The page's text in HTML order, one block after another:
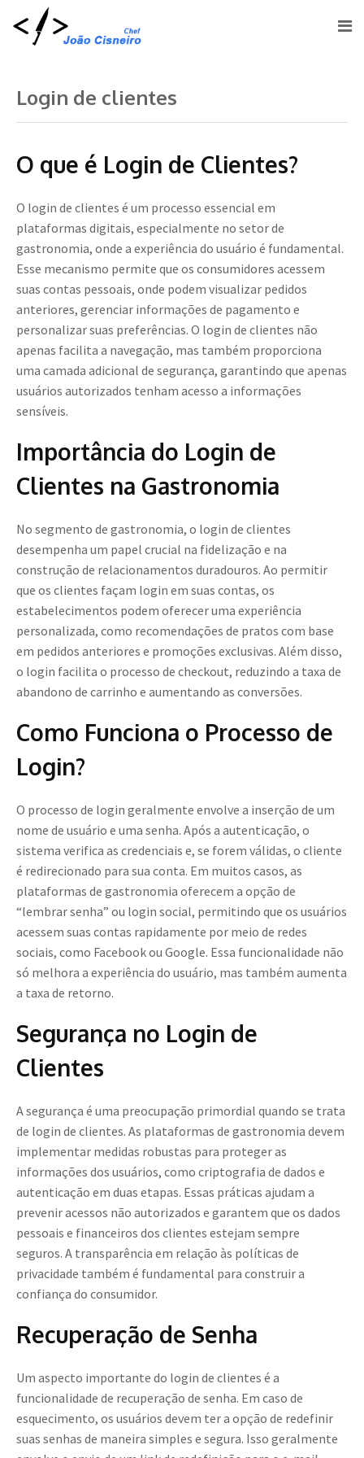
Login de clientes
O que é Login de Clientes?
O login de clientes é um processo essencial em
plataformas digitais, especialmente no setor de
gastronomia, onde a experiência do usuário é fundamental.
Esse mecanismo permite que os consumidores acessem
suas contas pessoais, onde podem visualizar pedidos
anteriores, gerenciar informações de pagamento e
personalizar suas preferências. O login de clientes não
apenas facilita a navegação, mas também proporciona
uma camada adicional de segurança, garantindo que apenas
usuários autorizados tenham acesso a informações
sensíveis.
Importância do Login de
Clientes na Gastronomia
No segmento de gastronomia, o login de clientes
desempenha um papel crucial na fidelização e na
construção de relacionamentos duradouros. Ao permitir
que os clientes façam login em suas contas, os
estabelecimentos podem oferecer uma experiência
personalizada, como recomendações de pratos com base
em pedidos anteriores e promoções exclusivas. Além disso,
o login facilita o processo de checkout, reduzindo a taxa de
abandono de carrinho e aumentando as conversões.
Como Funciona o Processo de
Login?
O processo de login geralmente envolve a inserção de um
nome de usuário e uma senha. Após a autenticação, o
sistema verifica as credenciais e, se forem válidas, o cliente
é redirecionado para sua conta. Em muitos casos, as
plataformas de gastronomia oferecem a opção de
“lembrar senha” ou login social, permitindo que os usuários
acessem suas contas rapidamente por meio de redes
sociais, como Facebook ou Google. Essa funcionalidade não
só melhora a experiência do usuário, mas também aumenta
a taxa de retorno.
Segurança no Login de
Clientes
A segurança é uma preocupação primordial quando se trata
de login de clientes. As plataformas de gastronomia devem
implementar medidas robustas para proteger as
informações dos usuários, como criptografia de dados e
autenticação em duas etapas. Essas práticas ajudam a
prevenir acessos não autorizados e garantem que os dados
pessoais e financeiros dos clientes estejam sempre
seguros. A transparência em relação às políticas de
privacidade também é fundamental para construir a
confiança do consumidor.
Recuperação de Senha
Um aspecto importante do login de clientes é a
funcionalidade de recuperação de senha. Em caso de
esquecimento, os usuários devem ter a opção de redefinir
suas senhas de maneira simples e segura. Isso geralmente